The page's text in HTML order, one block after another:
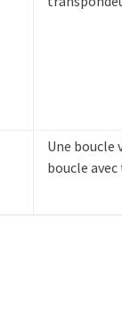
Une boucle
boucle